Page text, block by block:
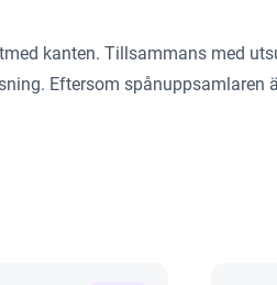
kanten. Tillsammans med
Eftersom spånuppsamlaren